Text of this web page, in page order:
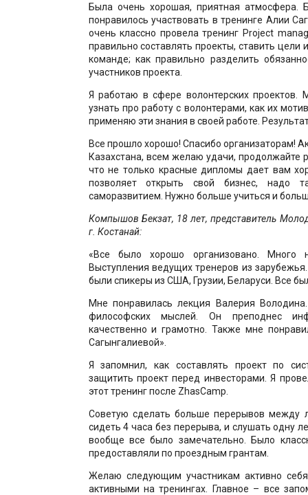
Была очень хорошая, приятная атмосфера.
понравилось участвовать в тренинге Алии
очень классно провела тренинг Project
правильно составлять проекты, ставить цели
команде; как правильно разделить
участников проекта.
Я работаю в сфере волонтерских проектов.
узнать про работу с волонтерами, как их
применяю эти знания в своей работе.
Все прошло хорошо! Спасибо организаторам!
Казахстана, всем желаю удачи, продолжайте
что не только красные дипломы дает вам
позволяет открыть свой бизнес, надо
саморазвитием. Нужно больше учиться и
Компышов Бекзат, 18 лет, представитель
г. Костанай:
«Все было хорошо организовано. Много
Выступления ведущих тренеров из
были спикеры из США, Грузии, Беларуси. Все
Мне понравилась лекция Валерия
философских мыслей. Он преподнес
качественно и грамотно. Также мне
Сагынгалиевой».
Я запомнил, как составлять проект по
защитить проект перед инвесторами. Я
этот тренинг после ZhasCamp.
Советую сделать больше перерывов между
сидеть 4 часа без перерыва, и слушать одну
вообще все было замечательно. Было
предоставляли по проездным грантам.
Желаю следующим участникам активно
активными на тренингах. Главное – все